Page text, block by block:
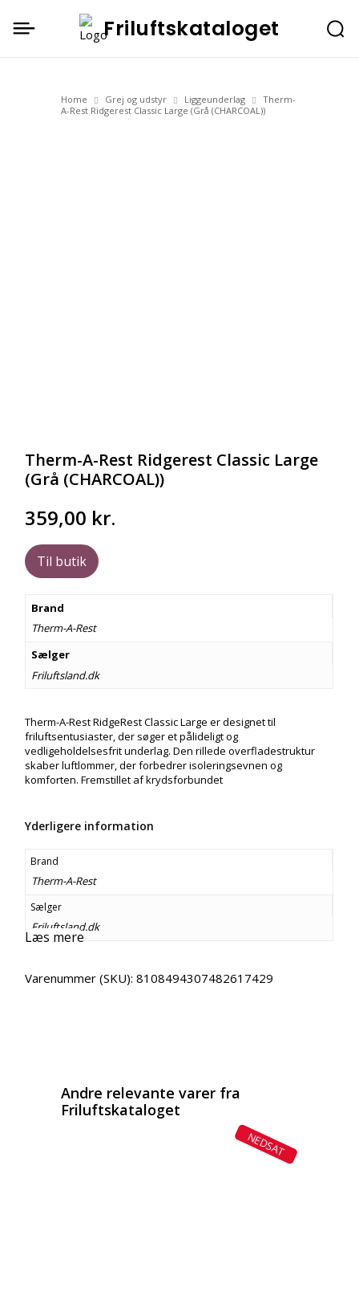
Friluftskataloget
Home Grej og udstyr Liggeunderlag
Therm-
A-Rest Ridgerest Classic Large (Grå (CHARCOAL))
Therm-A-Rest Ridgerest Classic Large
(Grå (CHARCOAL))
359,00 kr.
Til butik
Brand
Therm-A-Rest
Sælger
Friluftsland.dk
Therm-A-Rest RidgeRest Classic Large er designet til
friluftsentusiaster, der søger et pålideligt og
vedligeholdelsesfrit underlag. Den rillede overfladestruktur
skaber luftlommer, der forbedrer isoleringsevnen og
komforten. Fremstillet af krydsforbundet
Yderligere information
Brand
Therm-A-Rest
Sælger
Friluftsland.dk
Læs mere
Varenummer (SKU):8108494307482617429
Andre relevante varer fra
Friluftskataloget
NEDSAT